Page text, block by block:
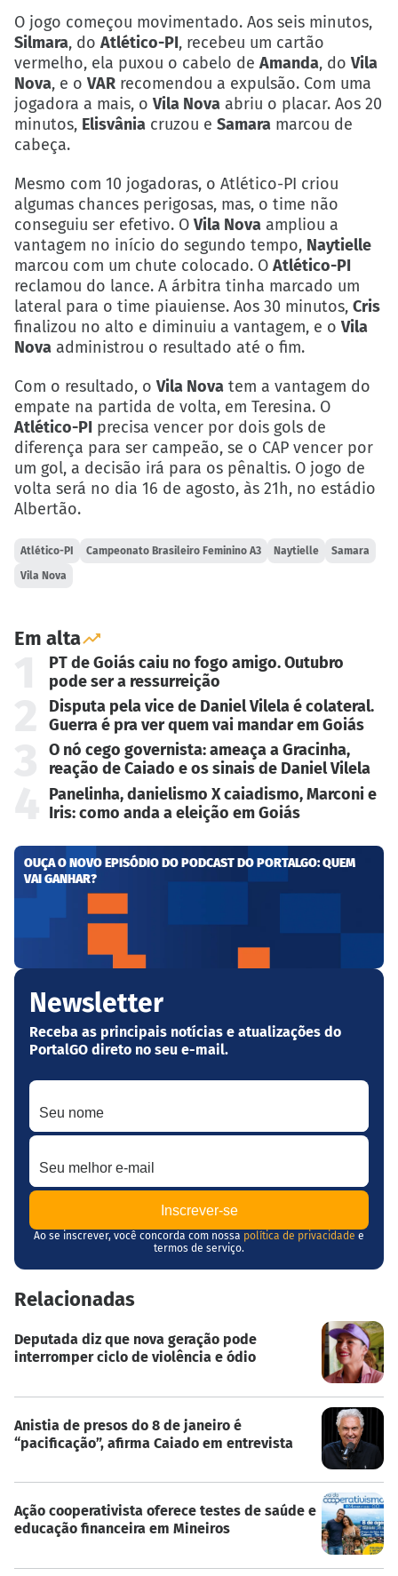
O jogo começou movimentado. Aos seis minutos,
Silmara, do Atlético-PI, recebeu um cartão
vermelho, ela puxou o cabelo de Amanda, do Vila
Nova, e o VAR recomendou a expulsão. Com uma
jogadora a mais, o Vila Nova abriu o placar. Aos 20
minutos, Elisvânia cruzou e Samara marcou de
cabeça.
Mesmo com 10 jogadoras, o Atlético-PI criou
algumas chances perigosas, mas, o time não
conseguiu ser efetivo. O Vila Nova ampliou a
vantagem no início do segundo tempo, Naytielle
marcou com um chute colocado. O Atlético-PI
reclamou do lance. A árbitra tinha marcado um
lateral para o time piauiense. Aos 30 minutos, Cris
finalizou no alto e diminuiu a vantagem, e o Vila
Nova administrou o resultado até o fim.
Com o resultado, o Vila Nova tem a vantagem do
empate na partida de volta, em Teresina. O
Atlético-PI precisa vencer por dois gols de
diferença para ser campeão, se o CAP vencer por
um gol, a decisão irá para os pênaltis. O jogo de
volta será no dia 16 de agosto, às 21h, no estádio
Albertão.
Atlético-PI Campeonato Brasileiro Feminino A3 Naytielle Samara
Vila Nova
Em alta
PT de Goiás caiu no fogo amigo. Outubro
pode ser a ressurreição
Disputa pela vice de Daniel Vilela é colateral.
Guerra é pra ver quem vai mandar em Goiás
O nó cego governista: ameaça a Gracinha,
reação de Caiado e os sinais de Daniel Vilela
Panelinha, danielismo X caiadismo, Marconi e
Iris: como anda a eleição em Goiás
OUÇA O NOVO EPISÓDIO DO PODCAST DO PORTALGO: QUEM
VAI GANHAR?
Newsletter
Receba as principais notícias e atualizações do
PortalGO direto no seu e-mail.
Seu nome
Seu melhor e-mail
Ao se inscrever, você concorda com nossa política de privacidade e
termos de serviço.
Relacionadas
Deputada diz que nova geração pode
interromper ciclo de violência e ódio
Anistia de presos do 8 de janeiro é
“pacificação”, afirma Caiado em entrevista
Ação cooperativista oferece testes de saúde e
educação financeira em Mineiros